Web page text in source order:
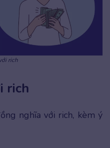
rich
rich
nghĩa với rich, kèm ý